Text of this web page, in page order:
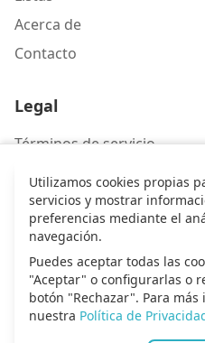
Acerca de
Contacto
Legal
Términos de servicio
Política de privacidad
Contacto
Escríbenos
Utilizamos cookies propias
servicios y mostrar
preferencias mediante el
navegación.
Puedes aceptar todas las
"Aceptar" o configurarlas o
botón "Rechazar". Para
nuestra Política de